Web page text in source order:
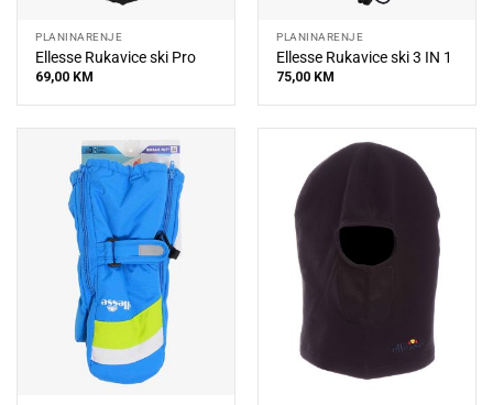
PLANINARENJE
Ellesse Rukavice ski Pro
69,00 KM
PLANINARENJE
Ellesse Rukavice ski 3 IN 1
75,00 KM